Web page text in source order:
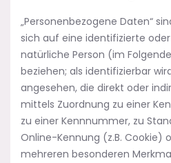
„Personenbezogene Daten“
sich auf eine identifizierte
natürliche Person (im
beziehen; als identifizierbar
angesehen, die direkt oder
mittels Zuordnung zu einer
zu einer Kennnummer, zu
Online-Kennung (z.B. Cookie)
mehreren besonderen